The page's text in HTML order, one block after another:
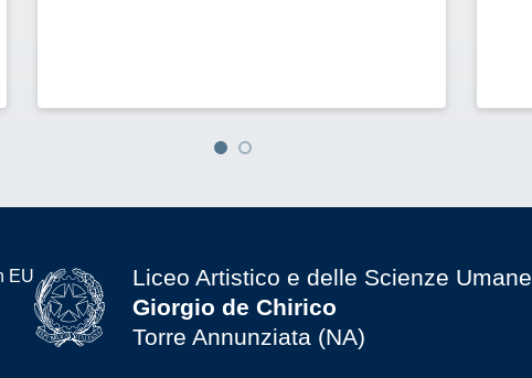
Liceo Artistico e delle Scienze Umane
Giorgio de Chirico
Torre Annunziata (NA)